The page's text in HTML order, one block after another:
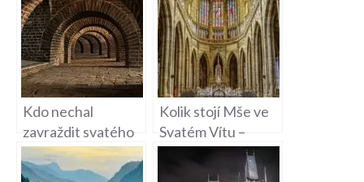
Kdo nechal
zavraždit svatého
Václava – Historie
a Politické Intriky
Kolik stojí Mše ve
Svatém Vítu –
Návštěva Slavného